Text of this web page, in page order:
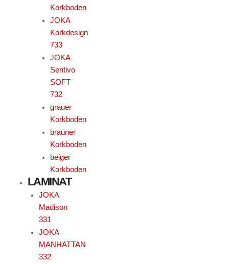
Korkboden
JOKA
Korkdesign
733
JOKA
Sentivo
SOFT
732
grauer
Korkboden
brauner
Korkboden
beiger
Korkboden
LAMINAT
JOKA
Madison
331
JOKA
MANHATTAN
332